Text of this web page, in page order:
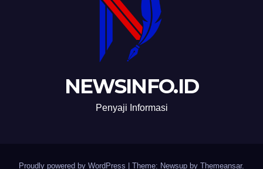
NEWSINFO.ID
Penyaji Informasi
Proudly powered by WordPress Theme: Newsup by Themeansar.